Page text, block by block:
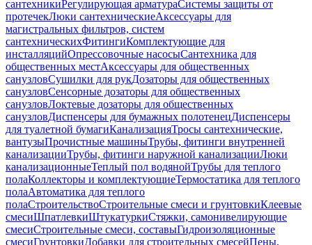
сантехникиРегулирующая арматураСистемы защиты от
протечекЛюки сантехническиеАксессуары для
магистральных фильтров, систем
сантехническихФитингиКомплектующие для
инсталляцийОпрессовочные насосыСантехника для
общественных местАксессуары для общественных
санузловСушилки для рукДозаторы для общественных
санузловСенсорные дозаторы для общественных
санузловЛоктевые дозаторы для общественных
санузловДиспенсеры для бумажных полотенецДиспенсеры
для туалетной бумагиКанализацияТросы сантехнические,
вантузыПрочистные машиныТрубы, фитинги внутренней
канализацииТрубы, фитинги наружной канализацииЛюки
канализационныеТеплый пол водянойТрубы для теплого
полаКоллекторы и комплектующиеТермостатика для теплого
полаАвтоматика для теплого
полаСтроительствоСтроительные смеси и грунтовкиКлеевые
смесиШпатлевкиШтукатуркиСтяжки, самонивелирующие
смесиСтроительные смеси, составыГидроизоляционные
смесиГрунтовкиДобавки для строительных смесейПены,